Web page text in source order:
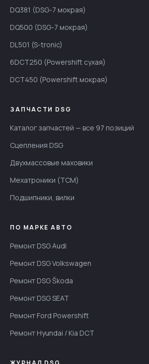
DQ381 (DSG-7 мокрая)
DQ500 (DSG-7 мокрая)
DL501 (S-tronic)
6DCT250 (Powershift сухая)
DCT450 (Powershift мокрая)
ЗАПЧАСТИ DSG
Каталог запчастей — все 97 позиций
Сцепления DSG
Двухмассовые маховики
Мехатроники (TCM)
Подшипники, вилки
ПО МАРКЕ АВТО
Ремонт DSG Audi
Ремонт DSG Volkswagen
Ремонт DSG Škoda
Ремонт DSG SEAT
Ремонт Ford Powershift
Ремонт Hyundai / Kia DCT